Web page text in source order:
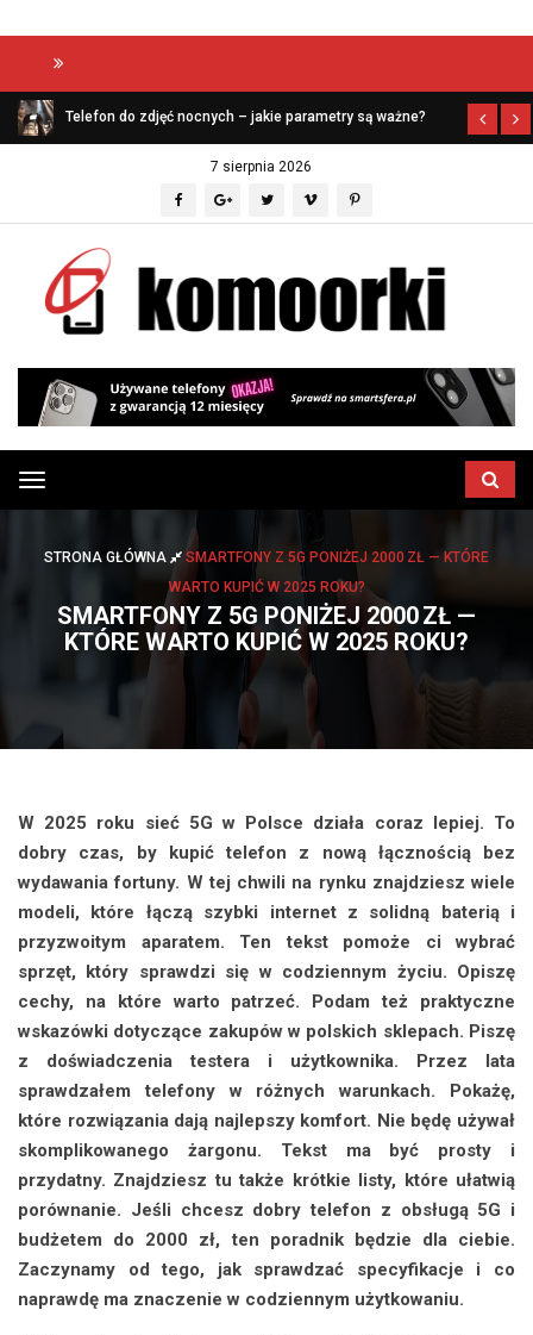
Telefon do zdjęć nocnych – jakie parametry są ważne?
7 sierpnia 2026
Przełącz
menu
STRONA GŁÓWNA
SMARTFONY Z 5G PONIŻEJ 2000 ZŁ — KTÓRE
WARTO KUPIĆ W 2025 ROKU?
SMARTFONY Z 5G PONIŻEJ 2000 ZŁ —
KTÓRE WARTO KUPIĆ W 2025 ROKU?
W 2025 roku sieć 5G w Polsce działa coraz lepiej. To
dobry czas, by kupić telefon z nową łącznością bez
wydawania fortuny. W tej chwili na rynku znajdziesz wiele
modeli, które łączą szybki internet z solidną baterią i
przyzwoitym aparatem. Ten tekst pomoże ci wybrać
sprzęt, który sprawdzi się w codziennym życiu. Opiszę
cechy, na które warto patrzeć. Podam też praktyczne
wskazówki dotyczące zakupów w polskich sklepach. Piszę
z doświadczenia testera i użytkownika. Przez lata
sprawdzałem telefony w różnych warunkach. Pokażę,
które rozwiązania dają najlepszy komfort. Nie będę używał
skomplikowanego żargonu. Tekst ma być prosty i
przydatny. Znajdziesz tu także krótkie listy, które ułatwią
porównanie. Jeśli chcesz dobry telefon z obsługą 5G i
budżetem do 2000 zł, ten poradnik będzie dla ciebie.
Zaczynamy od tego, jak sprawdzać specyfikacje i co
naprawdę ma znaczenie w codziennym użytkowaniu.